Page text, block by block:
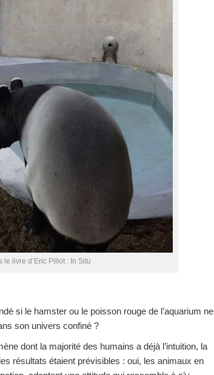
le livre d’Eric Pillot : In Situ
si le hamster ou le poisson rouge de l’aquarium ne
son univers confiné ?
dont la majorité des humains a déjà l’intuition, la
résultats étaient prévisibles : oui, les animaux en